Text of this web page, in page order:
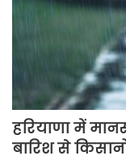
हरियाणा में
बारिश से